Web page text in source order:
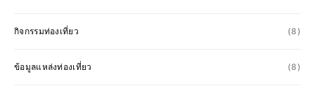
กิจกรรมท่องเที่ยว (8)
ข้อมูลแหล่งท่องเที่ยว (8)